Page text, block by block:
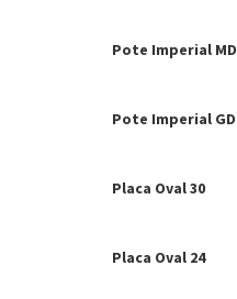
Pote Imperial MD
Pote Imperial GD
Placa Oval 30
Placa Oval 24